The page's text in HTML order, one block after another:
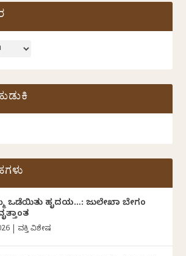
ಒಡೆಯಿತು ಹೃದಯ…: ಜುಲೇಖಾ ಬೇಗಂ
ವ್ಯಕ್ತಿ ವಿಶೇಷ